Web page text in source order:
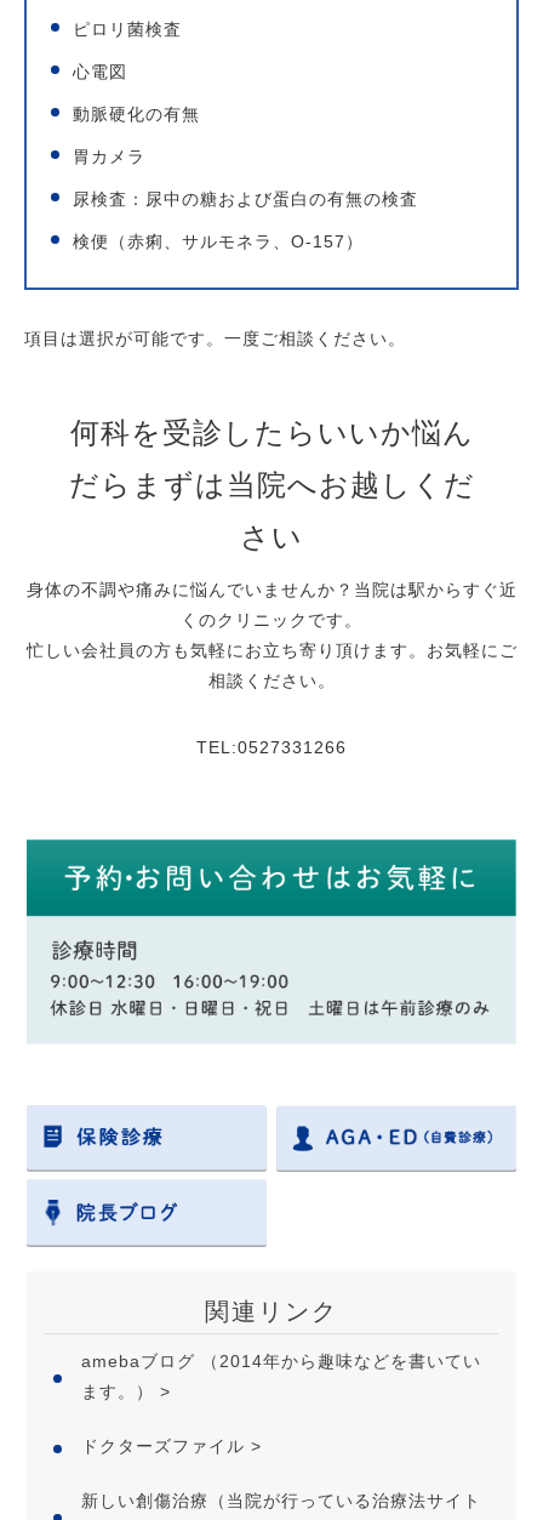
ピロリ菌検査
心電図
動脈硬化の有無
胃カメラ
尿検査：尿中の糖および蛋白の有無の検査
検便（赤痢、サルモネラ、O-157）
項目は選択が可能です。一度ご相談ください。
何科を受診したらいいか悩ん
だらまずは当院へお越しくだ
さい
身体の不調や痛みに悩んでいませんか？当院は駅からすぐ近
くのクリニックです。
忙しい会社員の方も気軽にお立ち寄り頂けます。お気軽にご
相談ください。
TEL:0527331266
関連リンク
amebaブログ （2014年から趣味などを書いてい
ます。） >
ドクターズファイル >
新しい創傷治療（当院が行っている治療法サイト